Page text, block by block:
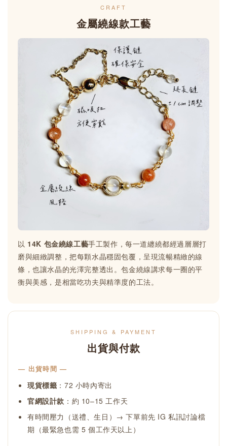
CRAFT
金屬繞線款工藝
以 14K 包金繞線工藝手工製作，每一道纏繞都經過層層打
磨與細緻調整，把每顆水晶穩固包覆，呈現流暢精緻的線
條，也讓水晶的光澤完整透出。包金繞線講求每一圈的平
衡與美感，是相當吃功夫與精準度的工法。
SHIPPING & PAYMENT
出貨與付款
— 出貨時間 —
現貨標籤 ：72 小時內寄出
官網設計款 ：約 10–15 工作天
有時間壓力（送禮、生日）→ 下單前先 IG 私訊討論檔
期（最緊急也需 5 個工作天以上）